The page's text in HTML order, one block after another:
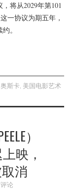
将从2029年第101
一协议为期五年，
。
奥斯卡, 美国电影艺术
）
映，
消
论